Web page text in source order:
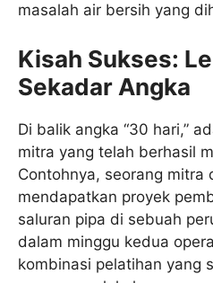
masalah air bersih yang
Kisah Sukses:
Sekadar Angka
Di balik angka “30 hari,”
mitra yang telah berhasil
Contohnya, seorang mitra
mendapatkan proyek
saluran pipa di sebuah
dalam minggu kedua
kombinasi pelatihan yang